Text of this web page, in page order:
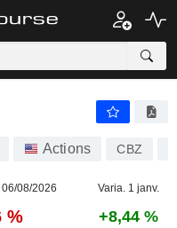
Actions CBZ
08/2026 Varia. 1 janv.
% +8,44 %